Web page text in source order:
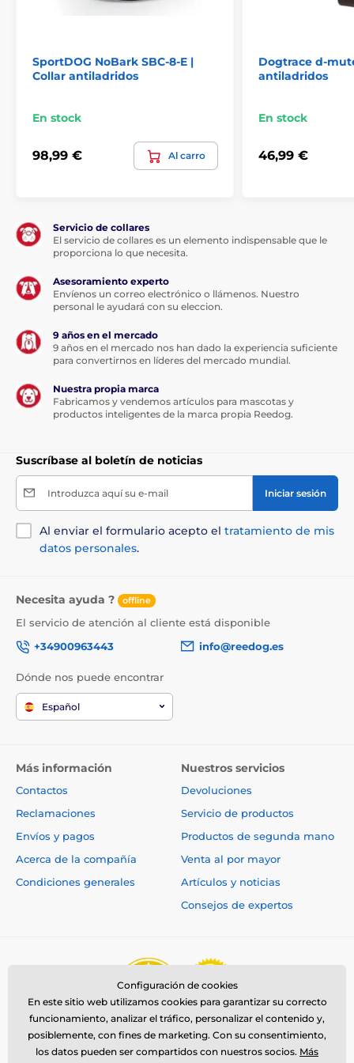
meses. Depende de la calidad de las pilas utilizadas.
El collar antiladrido Canicalm First sólo es
Raza
Gracias a su pequeño receptor,
de razas pequeñas, medianas y grandes.
Es la elección ideal para todos los perros que pesen
entre 5 y 90 kg.
muy resistente y de alta calidad. No
llevarlo y se sujeta bien al cuello. La longitud del collar
es ajustable de 20 a 65 cm.
Canicalm First tiene un collar de tamaño
medio muy bien formado. Tiene una
anchura de 5,5 cm, una altura de 3,6 cm,
una profundidad de 4,4 cm y su peso es de 65 gramos
carácter ilustrativo.
El producto aparece en las categorías
Collares antiladrido
Para perros pequeños
Poco resistente al agua
SportDOG NoBark SBC-8-E |
Collar antiladridos
En stock
98,99 € Al carro
Dogtrace d-
antiladridos
En stock
46,99 €
Servicio de collares
El servicio de collares es un elemento indispensable que le
proporciona lo que necesita.
Asesoramiento experto
Envíenos un correo electrónico o llámenos. Nuestro
personal le ayudará con su eleccion.
9 años en el mercado
9 años en el mercado nos han dado la experiencia suficiente
para convertirnos en líderes del mercado mundial.
Nuestra propia marca
Fabricamos y vendemos artículos para mascotas y
productos inteligentes de la marca propia Reedog.
Suscríbase al boletín de noticias
Introduzca aquí su e-mail Iniciar sesión
Al enviar el formulario acepto el tratamiento de mis
datos personales.
Necesita ayuda ? offline
El servicio de atención al cliente está disponible
+34900963443
info@reedog.es
Dónde nos puede encontrar
Español
Más información
Contactos
Reclamaciones
Envíos y pagos
Acerca de la compañía
Condiciones generales
Nuestros servicios
Devoluciones
Servicio de productos
Productos de segunda mano
Venta al por mayor
Artículos y noticias
Consejos de expertos
Configuración de cookies
En este sitio web utilizamos cookies para garantizar su correcto
funcionamiento, analizar el tráfico, personalizar el contenido y,
posiblemente, con fines de marketing. Con su consentimiento,
los datos pueden ser compartidos con nuestros socios. Más